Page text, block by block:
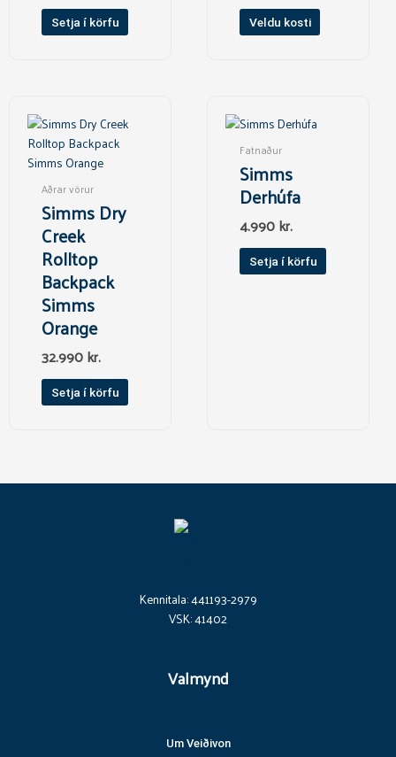
Setja í körfu Veldu kosti the
product
Aðrar vörur
Simms Dry
Creek
Rolltop
Backpack
Simms
Orange
32.990kr.
Setja í körfu
Fatnaður
Simms
Derhúfa
4.990kr.
Setja í körfu
Kennitala: 441193-2979
VSK: 41402
Valmynd
Um Veiðivon